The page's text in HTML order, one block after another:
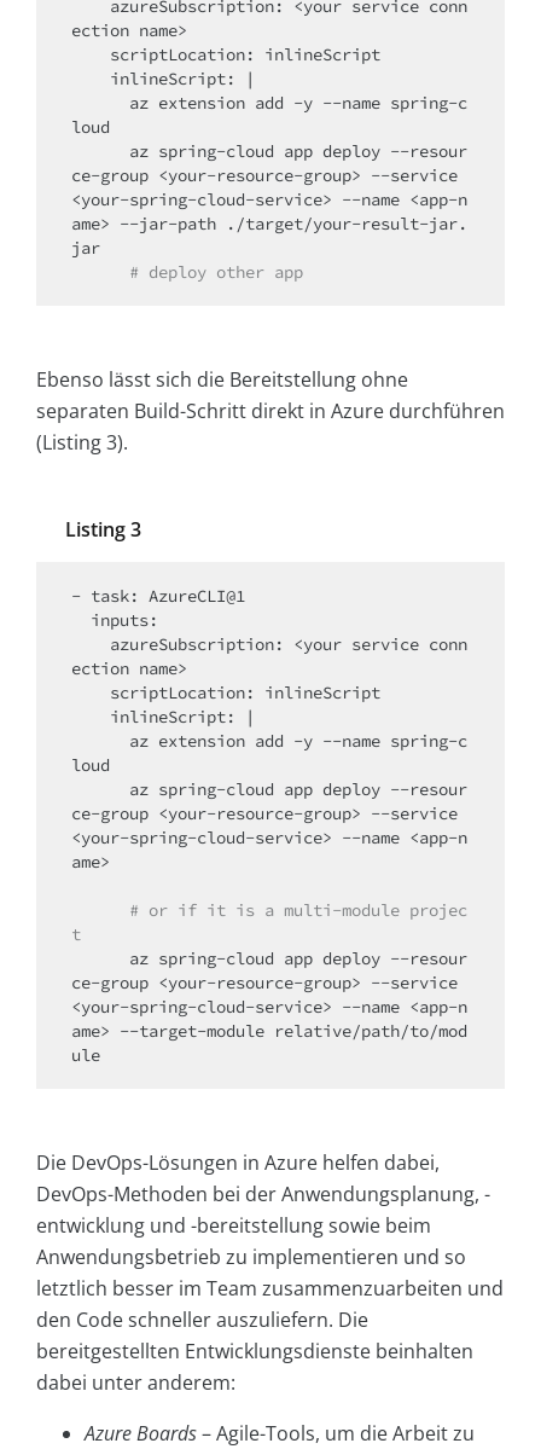
ection name>
loud
ce-group <your-resource-group> --service
<your-spring-cloud-service> --name <app-n
ame> --jar-path ./target/your-result-jar.
      # deploy other app
Ebenso lässt sich die Bereitstellung ohne
separaten Build-Schritt direkt in Azure durchführen
(Listing 3).
Listing 3
- task: AzureCLI@1
ection name>
loud
ce-group <your-resource-group> --service
<your-spring-cloud-service> --name <app-n
ame>
# or if it is a multi-module projec
t
ce-group <your-resource-group> --service
<your-spring-cloud-service> --name <app-n
ame> --target-module relative/path/to/mod
ule
Die DevOps-Lösungen in Azure helfen dabei,
DevOps-Methoden bei der Anwendungsplanung, -
entwicklung und -bereitstellung sowie beim
Anwendungsbetrieb zu implementieren und so
letztlich besser im Team zusammenzuarbeiten und
den Code schneller auszuliefern. Die
bereitgestellten Entwicklungsdienste beinhalten
dabei unter anderem:
Azure Boards– Agile-Tools, um die Arbeit zu